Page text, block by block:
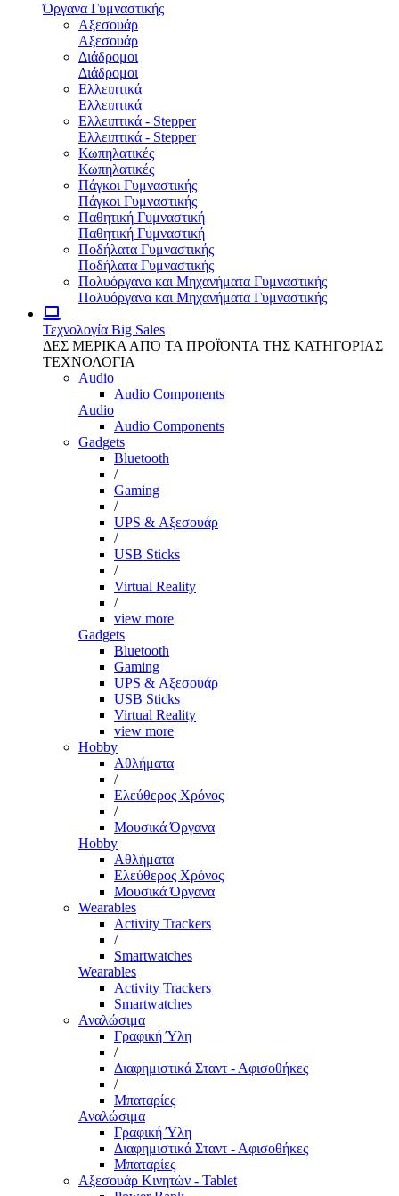
Όργανα Γυμναστικής
Αξεσουάρ
Αξεσουάρ
Διάδρομοι
Διάδρομοι
Ελλειπτικά
Ελλειπτικά
Ελλειπτικά - Stepper
Ελλειπτικά - Stepper
Κωπηλατικές
Κωπηλατικές
Πάγκοι Γυμναστικής
Πάγκοι Γυμναστικής
Παθητική Γυμναστική
Παθητική Γυμναστική
Ποδήλατα Γυμναστικής
Ποδήλατα Γυμναστικής
Πολυόργανα και Μηχανήματα Γυμναστικής
Πολυόργανα και Μηχανήματα Γυμναστικής
Τεχνολογία Big Sales
ΔΕΣ ΜΕΡΙΚΑ ΑΠΌ ΤΑ ΠΡΟΪΌΝΤΑ ΤΗΣ ΚΑΤΗΓΟΡΙΑΣ
ΤΕΧΝΟΛΟΓΙΑ
Audio
Audio Components
Audio
Audio Components
Gadgets
Bluetooth
/
Gaming
/
UPS & Αξεσουάρ
/
USB Sticks
/
Virtual Reality
/
view more
Gadgets
Bluetooth
Gaming
UPS & Αξεσουάρ
USB Sticks
Virtual Reality
view more
Hobby
Αθλήματα
/
Ελεύθερος Χρόνος
/
Μουσικά Όργανα
Hobby
Αθλήματα
Ελεύθερος Χρόνος
Μουσικά Όργανα
Wearables
Activity Trackers
/
Smartwatches
Wearables
Activity Trackers
Smartwatches
Αναλώσιμα
Γραφική Ύλη
/
Διαφημιστικά Σταντ - Αφισοθήκες
/
Μπαταρίες
Αναλώσιμα
Γραφική Ύλη
Διαφημιστικά Σταντ - Αφισοθήκες
Μπαταρίες
Αξεσουάρ Κινητών - Tablet